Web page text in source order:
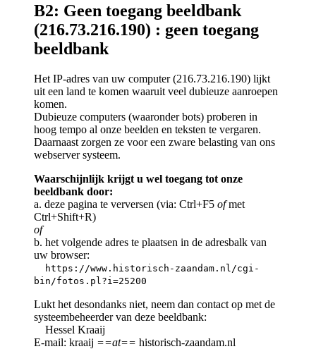
B2: Geen toegang beeldbank
(216.73.216.190) : geen toegang
beeldbank
Het IP-adres van uw computer (216.73.216.190) lijkt
uit een land te komen waaruit veel dubieuze aanroepen
komen.
Dubieuze computers (waaronder bots) proberen in
hoog tempo al onze beelden en teksten te vergaren.
Daarnaast zorgen ze voor een zware belasting van ons
webserver systeem.
Waarschijnlijk krijgt u wel toegang tot onze
beeldbank door:
a. deze pagina te verversen (via: Ctrl+F5 ofmet
Ctrl+Shift+R)
of
b. het volgende adres te plaatsen in de adresbalk van
uw browser:
https://www.historisch-zaandam.nl/cgi-
bin/fotos.pl?i=25200
Lukt het desondanks niet, neem dan contact op met de
systeembeheerder van deze beeldbank:
Hessel Kraaij
E-mail: kraaij ==at== historisch-zaandam.nl